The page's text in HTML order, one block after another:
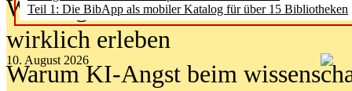
Teil 1: Die BibApp als mobiler Katalog für über 15 Bibliotheken
10. August 2026
Wie Jugendliche Social Media
wirklich erleben
Warum KI-Angst beim